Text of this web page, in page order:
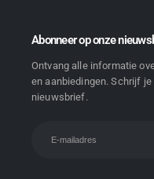
Abonneer op onze
Ontvang alle informatie
en aanbiedingen. Schrijf
nieuwsbrief.